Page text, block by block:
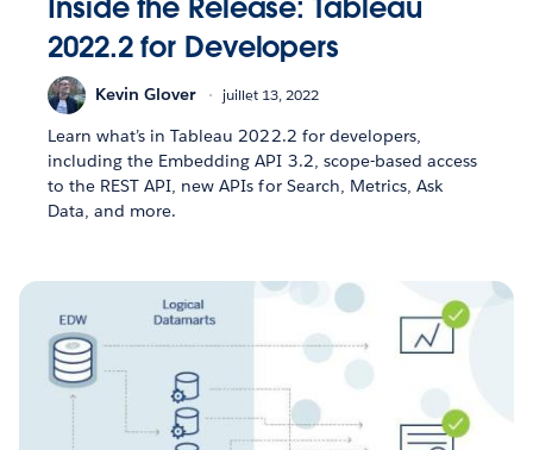
Inside the Release: Tableau
2022.2 for Developers
Kevin Glover juillet 13, 2022
Learn what’s in Tableau 2022.2 for developers,
including the Embedding API 3.2, scope-based access
to the REST API, new APIs for Search, Metrics, Ask
Data, and more.